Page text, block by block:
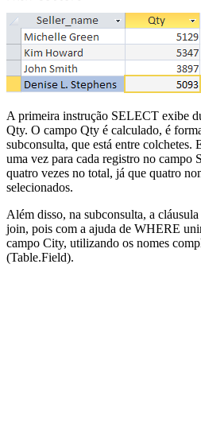
A primeira instrução SELECT exibe
Qty. O campo Qty é calculado, é
subconsulta, que está entre colchetes.
uma vez para cada registro no campo
quatro vezes no total, já que quatro
selecionados.
Além disso, na subconsulta, a
join, pois com a ajuda de WHERE
campo City, utilizando os nomes
(Table.Field).